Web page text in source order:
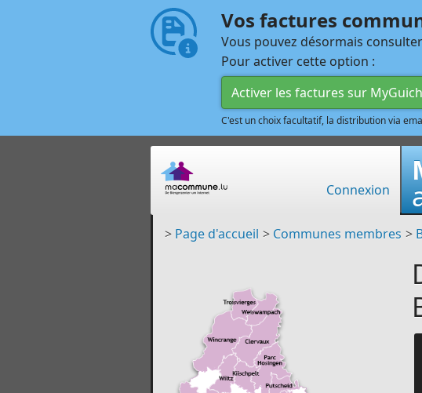
Vos factures
Vous pouvez désormais
Pour activer cette option :
Activer les factures sur
C'est un choix facultatif, la distribution via
Connexion
> Page d'accueil > Communes membres >